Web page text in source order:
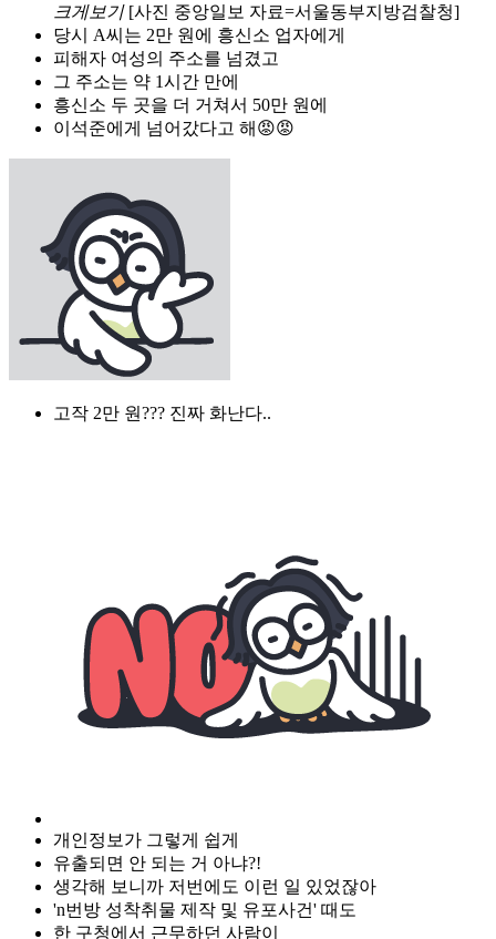
크게보기 [사진 중앙일보 자료=서울동부지방검찰청]
당시 A씨는 2만 원에 흥신소 업자에게
피해자 여성의 주소를 넘겼고
그 주소는 약 1시간 만에
흥신소 두 곳을 더 거쳐서 50만 원에
이석준에게 넘어갔다고 해😡😡
고작 2만 원??? 진짜 화난다..
개인정보가 그렇게 쉽게
유출되면 안 되는 거 아냐?!
생각해 보니까 저번에도 이런 일 있었잖아
'n번방 성착취물 제작 및 유포사건' 때도
한 구청에서 근무하던 사람이